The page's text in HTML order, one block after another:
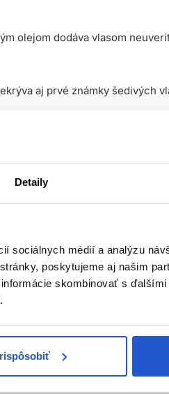
Detaily
sociálnych médií a analýzu
poskytujeme aj našim
skombinovať s
olejom dodáva vlasom
aj prvé známky šedivých
prírodnými zložkami, čo
žiarivejšie a zdravšie.
na vlasy bez AminoPlex**.
pigmentov, vďaka ktorému je
ho príjemnou vôňou.